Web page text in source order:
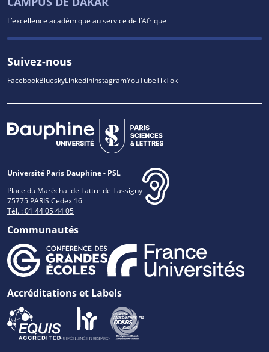
L’excellence académique au service de l’Afrique
Suivez-nous
FacebookBlueskyLinkedinInstagramYouTubeTikTok
Université Paris Dauphine - PSL
Place du Maréchal de Lattre de Tassigny
75775 PARIS Cedex 16
Tél. : 01 44 05 44 05
Communautés
Accréditations et Labels